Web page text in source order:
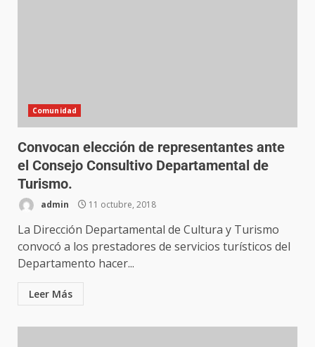
Comunidad
Convocan elección de representantes ante
el Consejo Consultivo Departamental de
Turismo.
admin 11 octubre, 2018
La Dirección Departamental de Cultura y Turismo
convocó a los prestadores de servicios turísticos del
Departamento hacer...
Leer Más